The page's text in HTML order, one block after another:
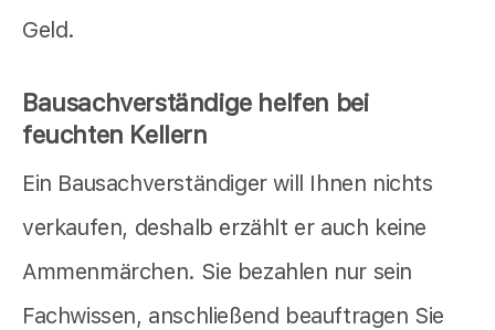
Geld.
Bausachverständige helfen bei
feuchten Kellern
Ein Bausachverständiger will Ihnen nichts
verkaufen, deshalb erzählt er auch keine
Ammenmärchen. Sie bezahlen nur sein
Fachwissen, anschließend beauftragen Sie